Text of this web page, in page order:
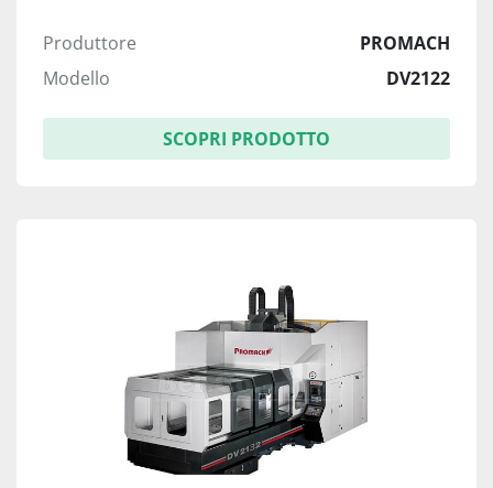
Produttore
PROMACH
Modello
DV2122
SCOPRI PRODOTTO